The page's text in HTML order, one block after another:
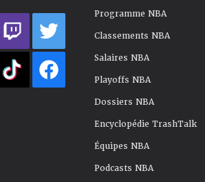
Programme NBA
Classements NBA
Salaires NBA
Playoffs NBA
Dossiers NBA
Encyclopédie TrashTalk
Équipes NBA
Podcasts NBA